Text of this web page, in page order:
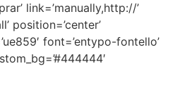
link=’manually,http://’
position=’center’
font=’entypo-fontello’